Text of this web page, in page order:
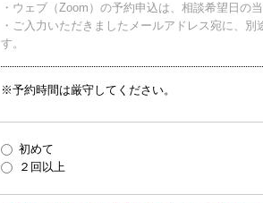
・ウェブ（Zoom）の予約申込は、相談希望日の
・ご入力いただきましたメールアドレス宛に、別
す。
※予約時間は厳守してください。
初めて
２回以上